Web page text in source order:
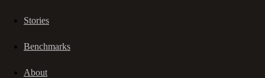
Stories
Benchmarks
About